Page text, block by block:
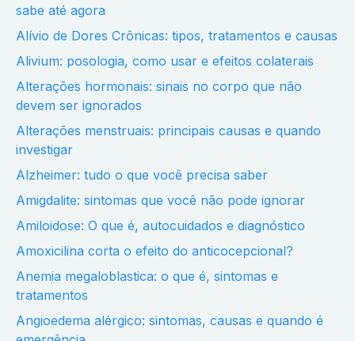
sabe até agora
Alívio de Dores Crônicas: tipos, tratamentos e causas
Alivium: posologia, como usar e efeitos colaterais
Alterações hormonais: sinais no corpo que não
devem ser ignorados
Alterações menstruais: principais causas e quando
investigar
Alzheimer: tudo o que você precisa saber
Amigdalite: sintomas que você não pode ignorar
Amiloidose: O que é, autocuidados e diagnóstico
Amoxicilina corta o efeito do anticocepcional?
Anemia megaloblastica: o que é, sintomas e
tratamentos
Angioedema alérgico: sintomas, causas e quando é